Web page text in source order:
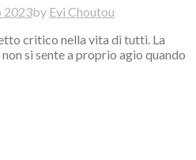
2023by Evi Choutou
critico nella vita di tutti. La
si sente a proprio agio quando